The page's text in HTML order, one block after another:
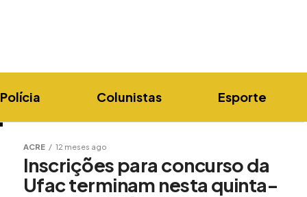
Polícia Colunistas Esporte
ACRE 12 meses ago
Inscrições para concurso da
Ufac terminam nesta quinta-